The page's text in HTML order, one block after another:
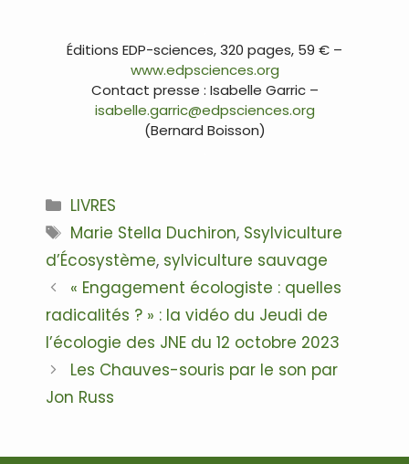
Éditions EDP-sciences, 320 pages, 59 € –
www.edpsciences.org
Contact presse : Isabelle Garric –
isabelle.garric@edpsciences.org
(Bernard Boisson)
Catégories
LIVRES
Étiquettes
Marie Stella Duchiron, Ssylviculture
d’Écosystème, sylviculture sauvage
Navigation
des
articles
« Engagement écologiste : quelles
radicalités ? » : la vidéo du Jeudi de
l’écologie des JNE du 12 octobre 2023
Les Chauves-souris par le son par
Jon Russ